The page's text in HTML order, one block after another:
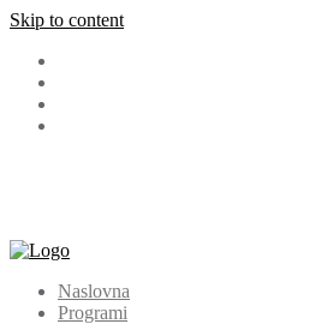
Skip to content
Naslovna
Programi